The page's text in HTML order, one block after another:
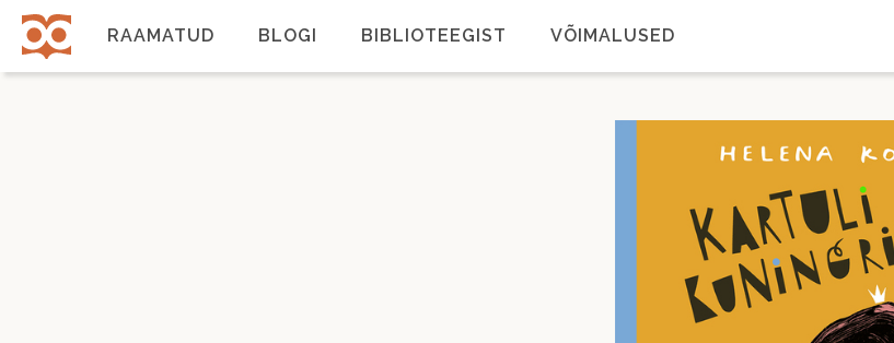
Liigu
edasi
põhisisu
juurde
RAAMATUD BLOGI BIBLIOTEEGIST VÕIMALUSED